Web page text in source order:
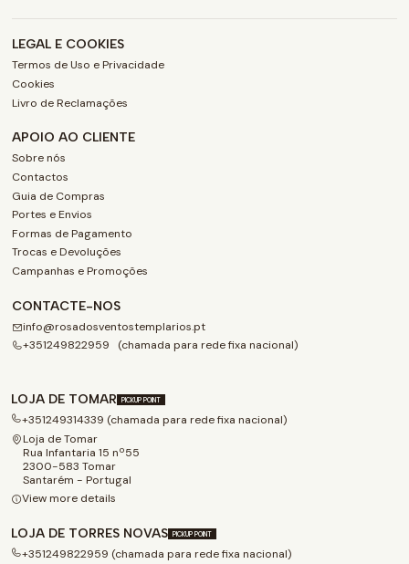
LEGAL E COOKIES
Termos de Uso e Privacidade
Cookies
Livro de Reclamações
APOIO AO CLIENTE
Sobre nós
Contactos
Guia de Compras
Portes e Envios
Formas de Pagamento
Trocas e Devoluções
Campanhas e Promoções
CONTACTE-NOS
info@rosadosventostemplarios.pt
+351249822959 (chamada para rede fixa nacional)
LOJA DE TOMAR PICKUP POINT
+351249314339 (chamada para rede fixa nacional)
Loja de Tomar
Rua Infantaria 15 nº55
2300-583 Tomar
Santarém - Portugal
View more details
LOJA DE TORRES NOVAS PICKUP POINT
+351249822959 (chamada para rede fixa nacional)